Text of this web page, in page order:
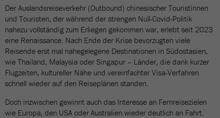
Der Auslandsreiseverkehr (Outbound) chinesischer Touristinnen
und Touristen, der während der strengen Null-Covid-Politik
nahezu vollständig zum Erliegen gekommen war, erlebt seit 2023
eine Renaissance. Nach Ende der Krise bevorzugten viele
Reisende erst mal nahegelegene Destinationen in Südostasien,
wie Thailand, Malaysia oder Singapur – Länder, die dank kurzer
Flugzeiten, kultureller Nähe und vereinfachter Visa-Verfahren
schnell wieder auf den Reiseplänen standen.
Doch inzwischen gewinnt auch das Interesse an Fernreisezielen
wie Europa, den USA oder Australien wieder deutlich an Fahrt.